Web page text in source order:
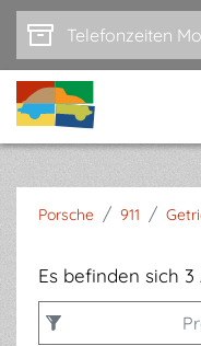
Zum Hauptinhalt
Porsche / 911 /
Es befinden sich